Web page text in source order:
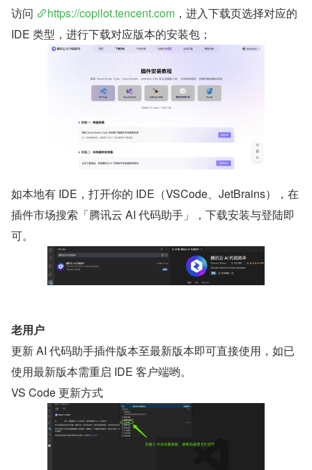
访问
https://copilot.tencent.com ，进入下载页选择对应的
IDE 类型，进行下载对应版本的安装包；
如本地有 IDE，打开你的 IDE（VSCode、JetBrains），在
插件市场搜索「腾讯云 AI 代码助手」，下载安装与登陆即
可。
老用户
更新 AI 代码助手插件版本至最新版本即可直接使用，如已
使用最新版本需重启 IDE 客户端哟。
VS Code 更新方式